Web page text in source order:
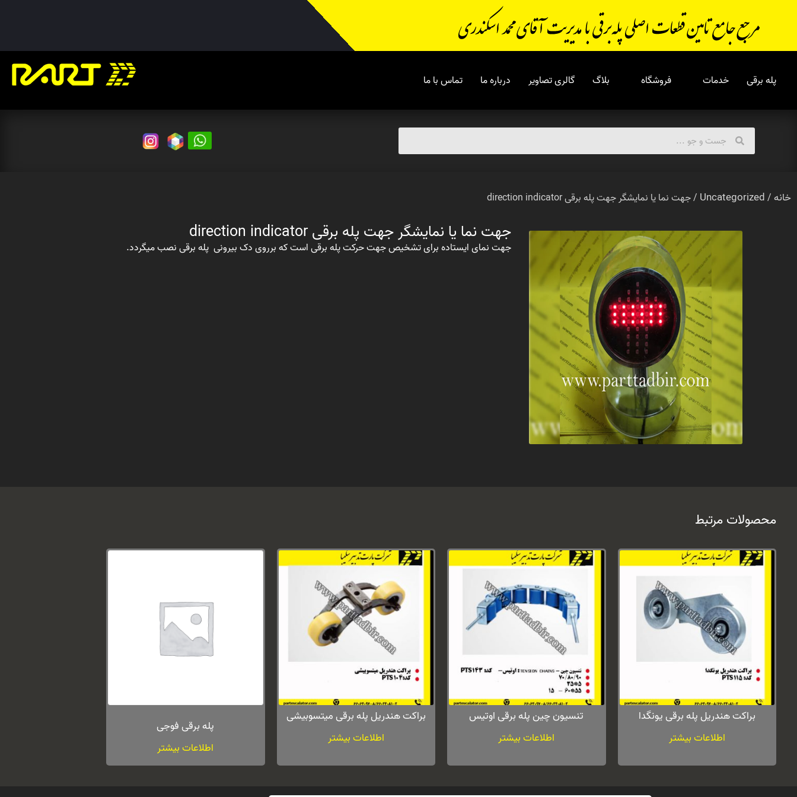
پله برقی خدمات فروشگاه بلاگ گالری تصاویر درباره ما تماس با ما
خانه /
Uncategorized / جهت نما یا نمایشگر جهت پله برقی direction indicator
جهت نما یا نمایشگر جهت پله برقی direction indicator
جهت نمای ایستاده برای تشخیص جهت حرکت پله برقی است که برروی دک بیرونی پله برقی نصب میگردد.
محصولات مرتبط
براکت هندریل پله برقی یونگدا
اطلاعات بیشتر
تنسیون چین پله برقی اوتیس
اطلاعات بیشتر
براکت هندریل پله برقی میتسوبیشی
اطلاعات بیشتر
پله برقی فوجی
اطلاعات بیشتر